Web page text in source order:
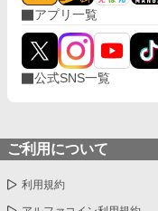
アプリ一覧
公式SNS一覧
ご利用について
利用規約